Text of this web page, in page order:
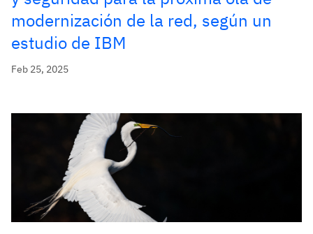
modernización de la red, según un
estudio de IBM
Feb 25, 2025